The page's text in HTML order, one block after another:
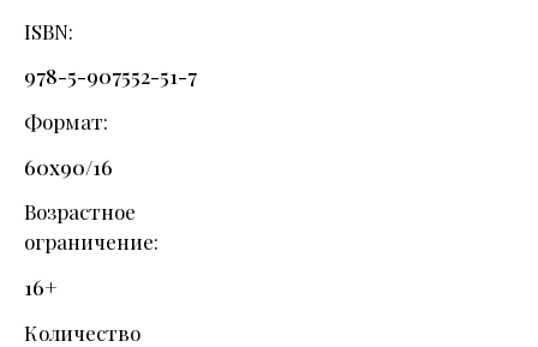
ISBN
978-5-907552-51-7
Формат
60х90/16
Возрастное
ограничение
16+
Количество